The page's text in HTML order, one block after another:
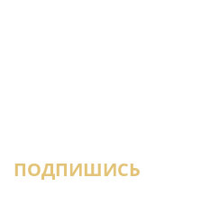
ПОДПИШИСЬ